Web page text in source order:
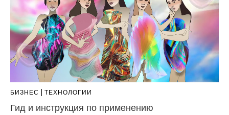
БИЗНЕС ТЕХНОЛОГИИ
Гид и инструкция по применению